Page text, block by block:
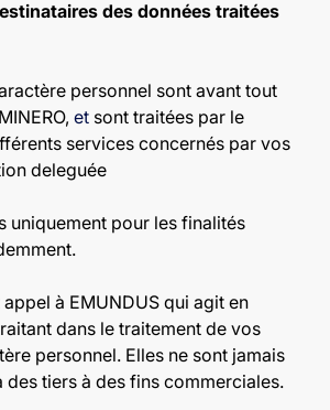
des données traitées
personnel sont avant tout
et sont traitées par le
services concernés par vos
deleguée
uniquement pour les finalités
appel à EMUNDUS qui agit en
dans le traitement de vos
personnel. Elles ne sont jamais
des tiers à des fins commerciales.